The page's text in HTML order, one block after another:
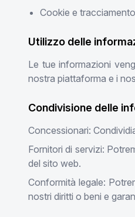
Cookie e
Utilizzo delle
Le tue informazioni
nostra piattaforma e i
Condivisione delle
Concessionari:
Fornitori di servizi:
del sito web.
Conformità legale:
nostri diritti o beni e